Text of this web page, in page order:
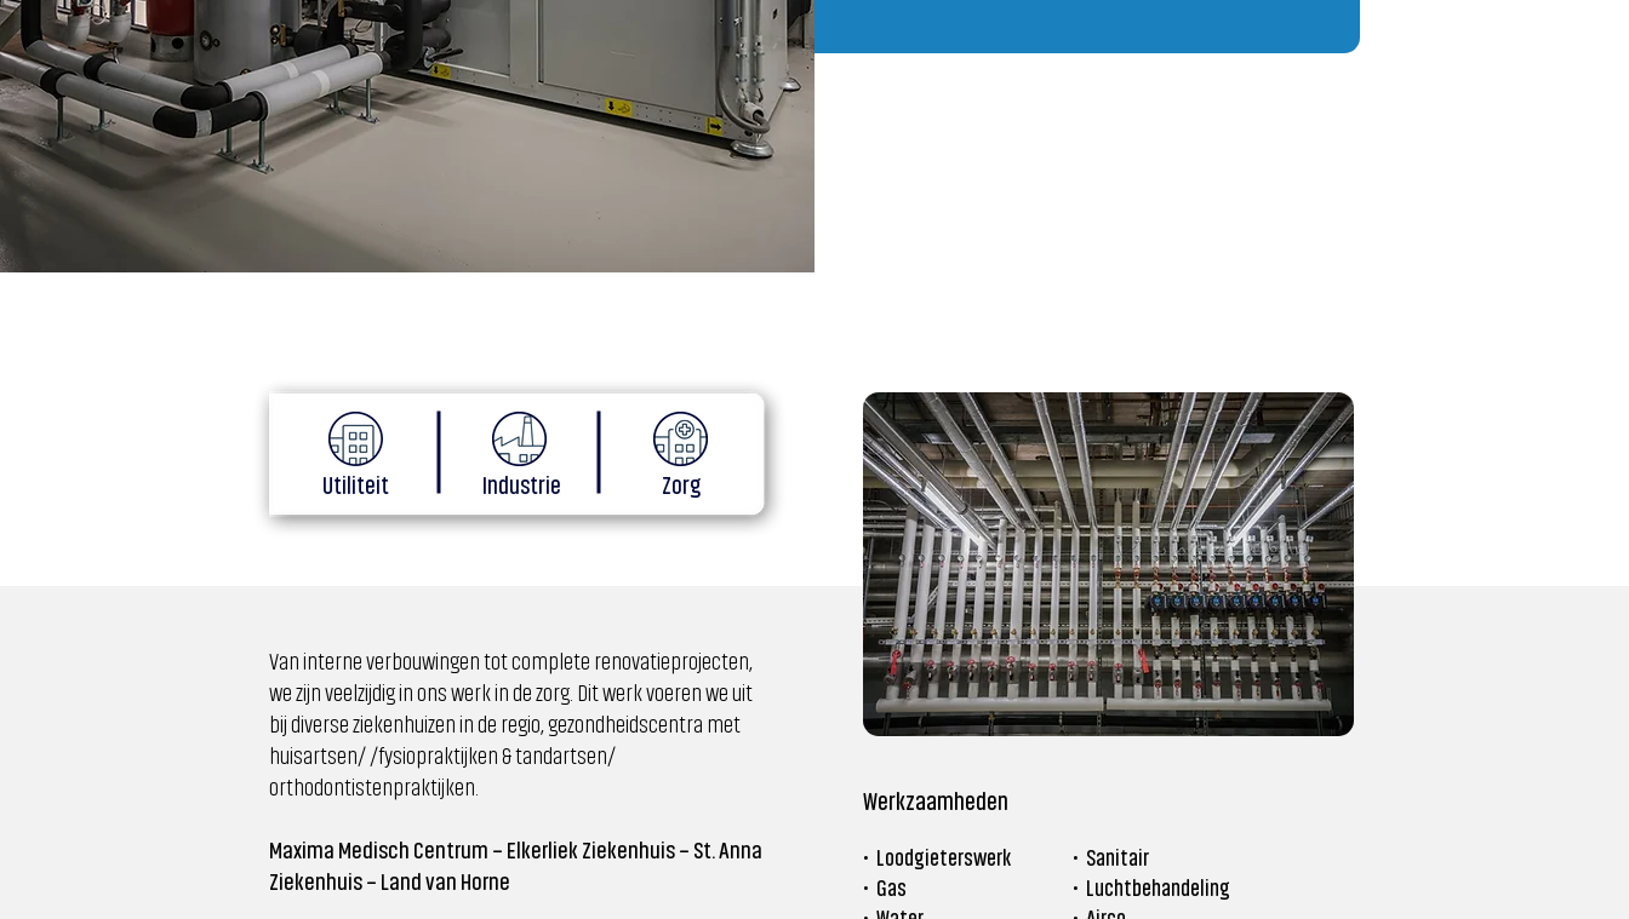
Van interne verbouwingen tot complete renovatieprojecten,
we zijn veelzijdig in ons werk in de zorg. Dit werk voeren we uit
bij diverse ziekenhuizen in de regio, gezondheidscentra met
huisartsen/ /fysiopraktijken & tandartsen/
orthodontistenpraktijken.
Maxima Medisch Centrum – Elkerliek Ziekenhuis – St. Anna
Ziekenhuis – Land van Horne
Werkzaamheden
• Loodgieterswerk
• Gas
• Sanitair
• Luchtbehandeling
Utiliteit Industrie Zorg